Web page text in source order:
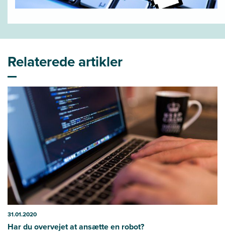
Relaterede artikler
31.01.2020
Har du overvejet at ansætte en robot?